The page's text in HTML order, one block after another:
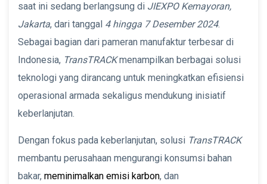
saat ini sedang berlangsung di JIEXPO Kemayoran,
Jakarta, dari tanggal 4 hingga 7 Desember 2024.
Sebagai bagian dari pameran manufaktur terbesar di
Indonesia, TransTRACKmenampilkan berbagai solusi
teknologi yang dirancang untuk meningkatkan efisiensi
operasional armada sekaligus mendukung inisiatif
keberlanjutan.
Dengan fokus pada keberlanjutan, solusi TransTRACK
membantu perusahaan mengurangi konsumsi bahan
bakar, meminimalkan emisi karbon, dan